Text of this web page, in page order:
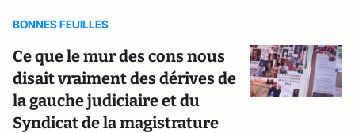
BONNES FEUILLES
Ce que le mur des cons nous
disait vraiment des dérives de
la gauche judiciaire et du
Syndicat de la magistrature